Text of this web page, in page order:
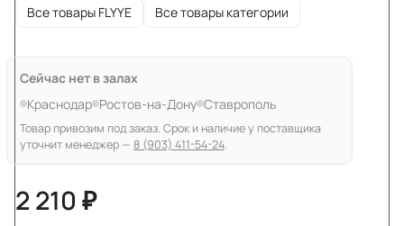
Все товары FLYYE Все товары категории
Сейчас нет в залах
Краснодар Ростов-на-Дону Ставрополь
Товар привозим под заказ. Срок и наличие у поставщика
уточнит менеджер — 8 (903) 411-54-24.
2 210 ₽